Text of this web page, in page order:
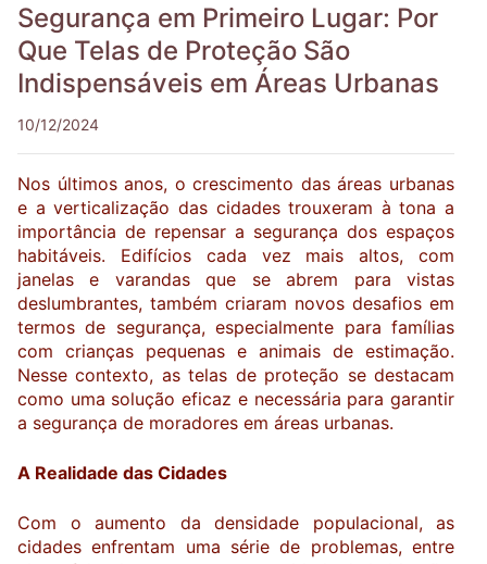
Segurança em Primeiro Lugar: Por
Que Telas de Proteção São
Indispensáveis em Áreas Urbanas
10/12/2024
Nos últimos anos, o crescimento das áreas urbanas
e a verticalização das cidades trouxeram à tona a
importância de repensar a segurança dos espaços
habitáveis. Edifícios cada vez mais altos, com
janelas e varandas que se abrem para vistas
deslumbrantes, também criaram novos desafios em
termos de segurança, especialmente para famílias
com crianças pequenas e animais de estimação.
Nesse contexto, as telas de proteção se destacam
como uma solução eficaz e necessária para garantir
a segurança de moradores em áreas urbanas.
A Realidade das Cidades
Com o aumento da densidade populacional, as
cidades enfrentam uma série de problemas, entre